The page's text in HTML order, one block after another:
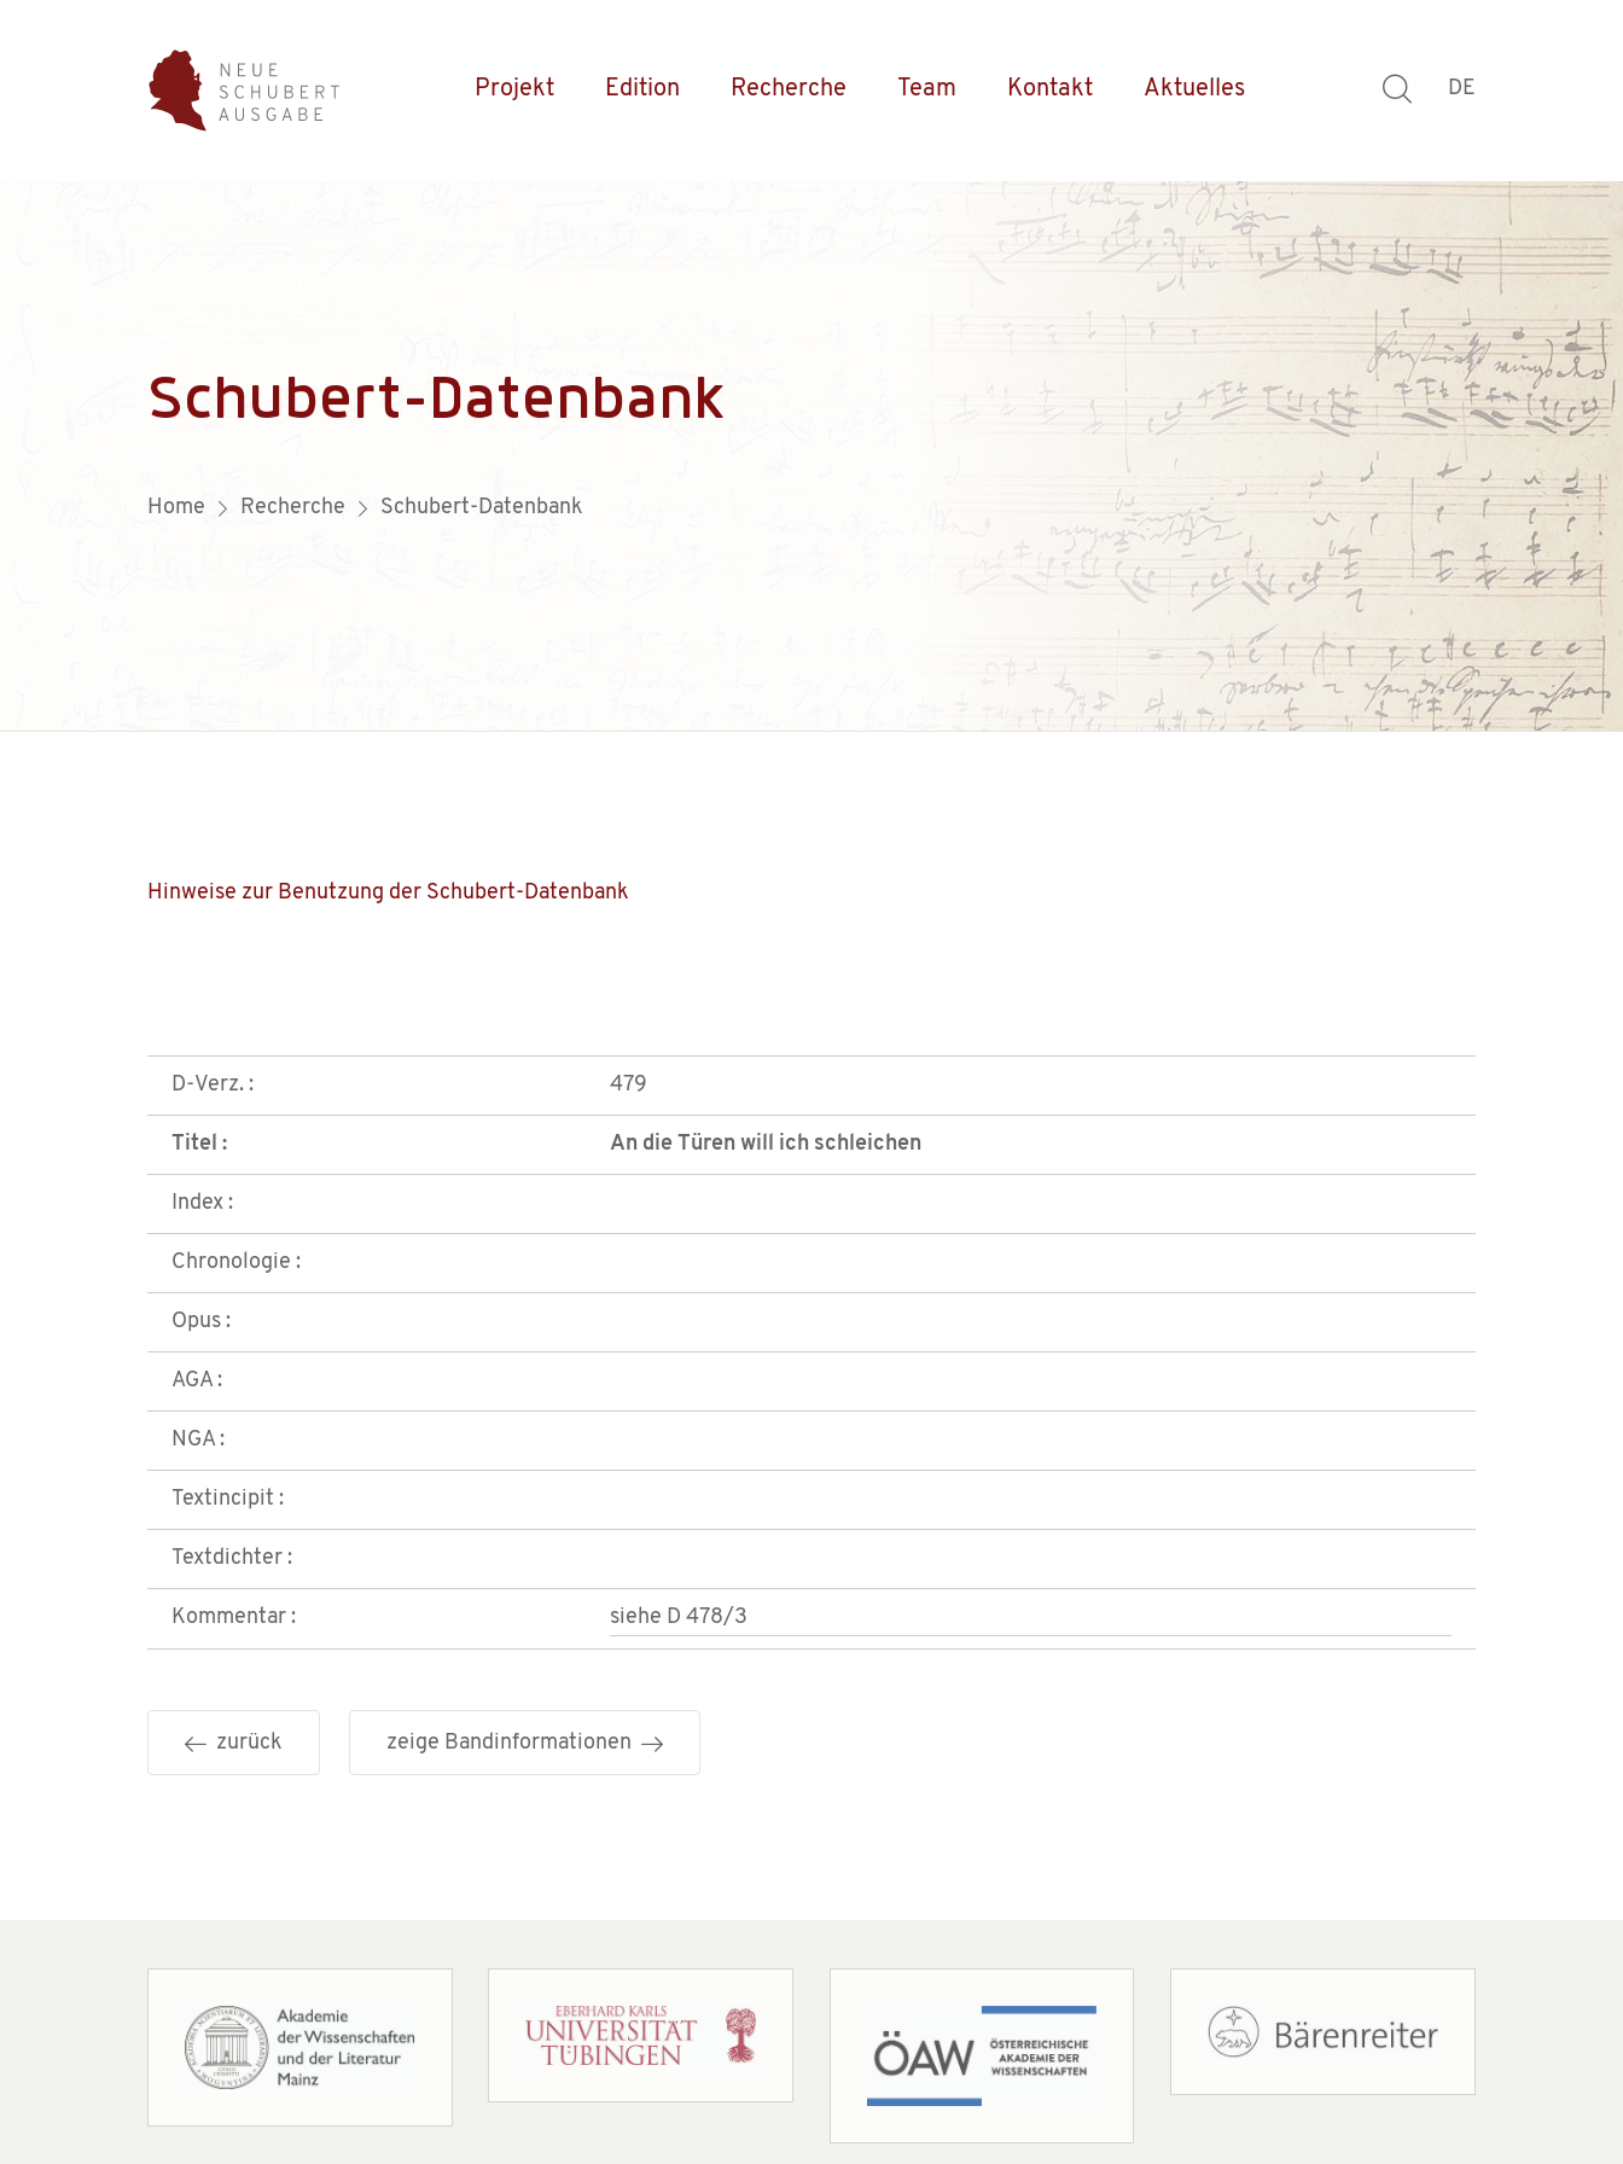
Projekt Edition Recherche Team Kontakt Aktuelles DE
Schubert-Datenbank
Home Recherche Schubert-Datenbank
Hinweise zur Benutzung der Schubert-Datenbank
D-Verz. : 479
Titel : An die Türen will ich schleichen
Index :
Chronologie :
Opus :
AGA :
NGA :
Textincipit :
Textdichter :
Kommentar : siehe D 478/3
zurück zeige Bandinformationen